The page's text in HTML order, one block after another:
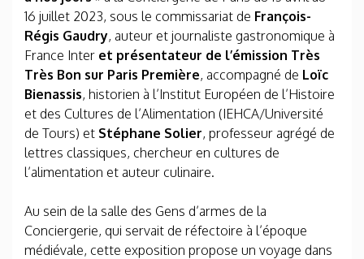
16 juillet 2023, sous le commissariat de François-
Régis Gaudry, auteur et journaliste gastronomique à
France Inter et présentateur de l’émission Très
Très Bon sur Paris Première, accompagné de Loïc
Bienassis, historien à l’Institut Européen de l’Histoire
et des Cultures de l’Alimentation (IEHCA/Université
de Tours) et Stéphane Solier, professeur agrégé de
lettres classiques, chercheur en cultures de
l’alimentation et auteur culinaire.
Au sein de la salle des Gens d’armes de la
Conciergerie, qui servait de réfectoire à l’époque
médiévale, cette exposition propose un voyage dans